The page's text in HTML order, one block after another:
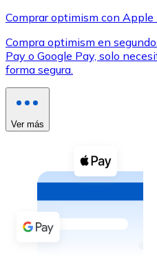
XRP
XRP
Ver todo
Compra
Comprar con efectivo
Transferencia SEPA
Comprar optimism con Apple
Compra optimism en
Pay o Google Pay, solo
forma segura.
Ver más